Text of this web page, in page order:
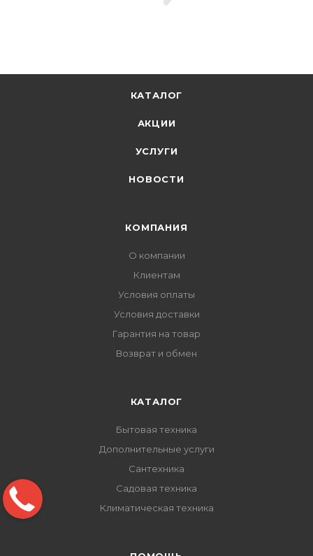
КАТАЛОГ
АКЦИИ
УСЛУГИ
НОВОСТИ
КОМПАНИЯ
О компании
Клиентам
Условия оплаты
Условия доставки
Гарантия на товар
Возврат и обмен
КАТАЛОГ
Бытовая техника
Дополнительные услуги
Сантехника
Садовая техника
Климатическая техника